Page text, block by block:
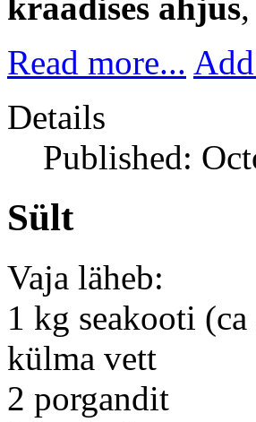
Read more...
Details
Published:
Sült
Vaja läheb:
1 kg seakooti (ca
külma vett
2 porgandit